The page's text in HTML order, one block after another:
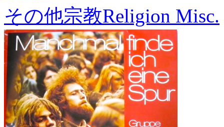
その他宗教Religion Misc.